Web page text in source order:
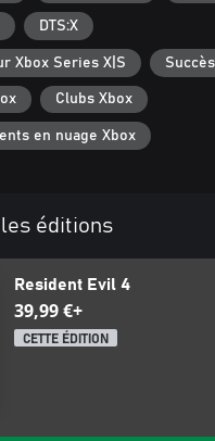
DTS:X
Xbox Series X|S
Clubs Xbox
en nuage Xbox
éditions
Resident Evil 4
39,99 €+
CETTE ÉDITION